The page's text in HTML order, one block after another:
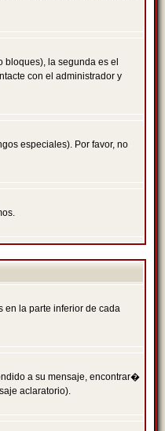
la segunda es el
con el administrador y
especiales). Por favor, no
la parte inferior de cada
a su mensaje, encontrar�
aclaratorio).